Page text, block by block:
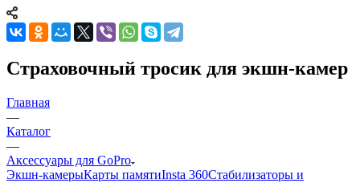
Страховочный тросик для экшн-камер
Главная
—
Каталог
—
Аксессуары для GoPro
Экшн-камерыКарты памятиInsta 360Стабилизаторы и